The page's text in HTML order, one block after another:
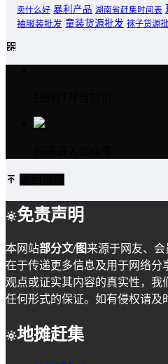
卖什么好 暴利产品 湖南省赶集时间表
袖服装批发 童装货源批发 袜子货源
免责声明
本网站部分文/图来源于网友、
在于传递更多信息及用于网络分
观点或证实其内容的真实性，我
任何形式的保证。如有侵权请及
地摊赶集